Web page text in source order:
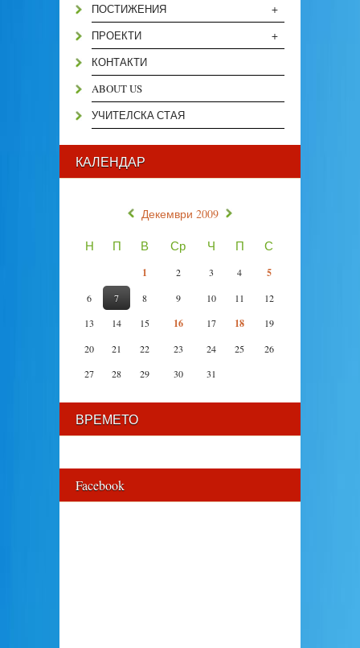
+
ПОСТИЖЕНИЯ
+
ПРОЕКТИ
КОНТАКТИ
ABOUT US
УЧИТЕЛСКА СТАЯ
КАЛЕНДАР
Декември 2009
Н П В Ср Ч П С
1 2 3 4 5
6 7 8 9 10 11
12
13
14 15 16 17 18
19
20
21 22 23 24 25
26
27
28 29 30 31
ВРЕМЕТО
Facebook